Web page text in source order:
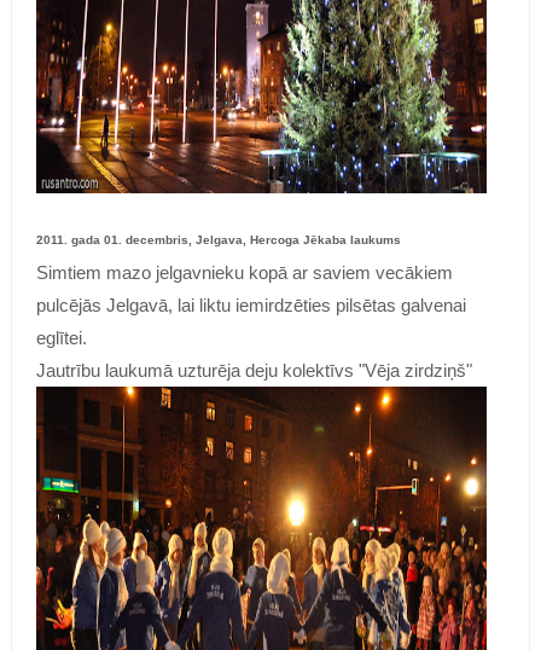
2011. gada 01. decembris, Jelgava, Hercoga Jēkaba laukums
Simtiem mazo jelgavnieku kopā ar saviem vecākiem
pulcējās Jelgavā, lai liktu iemirdzēties pilsētas galvenai
eglītei.
Jautrību laukumā uzturēja deju kolektīvs "Vēja zirdziņš"